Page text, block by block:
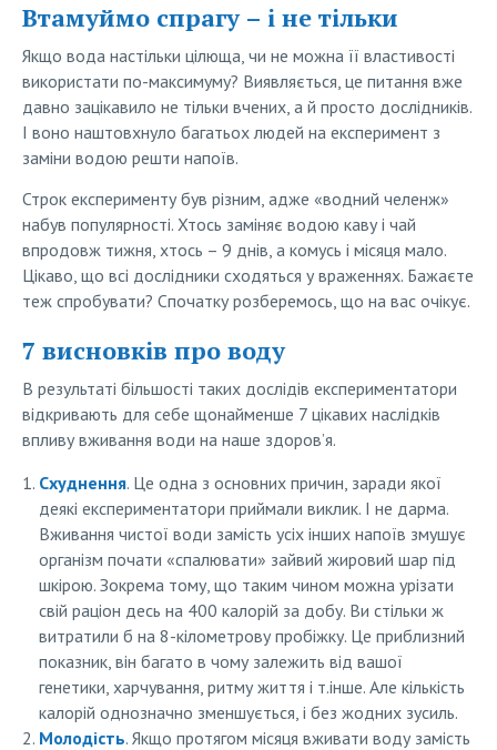
Втамуймо спрагу – і не тільки
Якщо вода настільки цілюща, чи не можна її властивості
використати по-максимуму? Виявляється, це питання вже
давно зацікавило не тільки вчених, а й просто дослідників.
І воно наштовхнуло багатьох людей на експеримент з
заміни водою решти напоїв.
Строк експерименту був різним, адже «водний челенж»
набув популярності. Хтось заміняє водою каву і чай
впродовж тижня, хтось – 9 днів, а комусь і місяця мало.
Цікаво, що всі дослідники сходяться у враженнях. Бажаєте
теж спробувати? Спочатку розберемось, що на вас очікує.
7 висновків про воду
В результаті більшості таких дослідів експериментатори
відкривають для себе щонайменше 7 цікавих наслідків
впливу вживання води на наше здоров’я.
Схуднення. Це одна з основних причин, заради якої
деякі експериментатори приймали виклик. І не дарма.
Вживання чистої води замість усіх інших напоїв змушує
організм почати «спалювати» зайвий жировий шар під
шкірою. Зокрема тому, що таким чином можна урізати
свій раціон десь на 400 калорій за добу. Ви стільки ж
витратили б на 8-кілометрову пробіжку. Це приблизний
показник, він багато в чому залежить від вашої
генетики, харчування, ритму життя і т.інше. Але кількість
калорій однозначно зменшується, і без жодних зусиль.
Молодість. Якщо протягом місяця вживати воду замість